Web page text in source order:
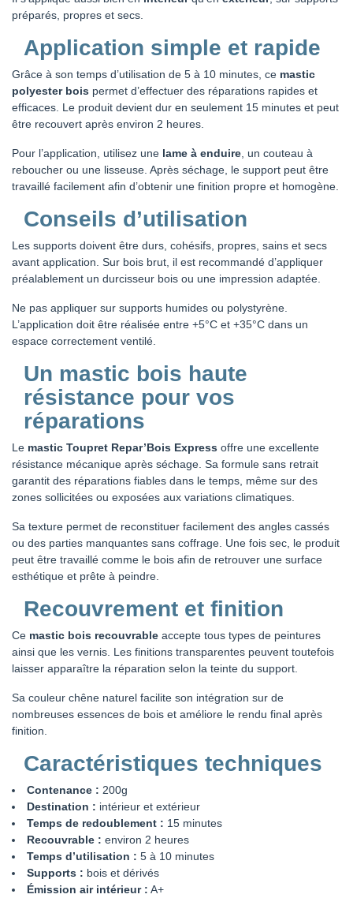
préparés, propres et secs.
Application simple et rapide
Grâce à son temps d’utilisation de 5 à 10 minutes, ce mastic
polyester bois permet d’effectuer des réparations rapides et
efficaces. Le produit devient dur en seulement 15 minutes et peut
être recouvert après environ 2 heures.
Pour l’application, utilisez une lame à enduire , un couteau à
reboucher ou une lisseuse. Après séchage, le support peut être
travaillé facilement afin d’obtenir une finition propre et homogène.
Conseils d’utilisation
Les supports doivent être durs, cohésifs, propres, sains et secs
avant application. Sur bois brut, il est recommandé d’appliquer
préalablement un durcisseur bois ou une impression adaptée.
Ne pas appliquer sur supports humides ou polystyrène.
L’application doit être réalisée entre +5°C et +35°C dans un
espace correctement ventilé.
Un mastic bois haute
résistance pour vos
réparations
Le mastic Toupret Repar’Bois Express offre une excellente
résistance mécanique après séchage. Sa formule sans retrait
garantit des réparations fiables dans le temps, même sur des
zones sollicitées ou exposées aux variations climatiques.
Sa texture permet de reconstituer facilement des angles cassés
ou des parties manquantes sans coffrage. Une fois sec, le produit
peut être travaillé comme le bois afin de retrouver une surface
esthétique et prête à peindre.
Recouvrement et finition
Ce mastic bois recouvrable accepte tous types de peintures
ainsi que les vernis. Les finitions transparentes peuvent toutefois
laisser apparaître la réparation selon la teinte du support.
Sa couleur chêne naturel facilite son intégration sur de
nombreuses essences de bois et améliore le rendu final après
finition.
Caractéristiques techniques
Contenance : 200g
Destination : intérieur et extérieur
Temps de redoublement : 15 minutes
Recouvrable : environ 2 heures
Temps d’utilisation : 5 à 10 minutes
Supports : bois et dérivés
Émission air intérieur : A+